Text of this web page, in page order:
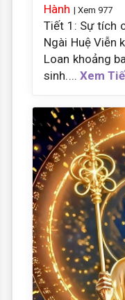
Hành | Xem 977
Tiết 1: Sự tích
Ngài Huệ Viễn
Loan khoảng
sinh.... Xem